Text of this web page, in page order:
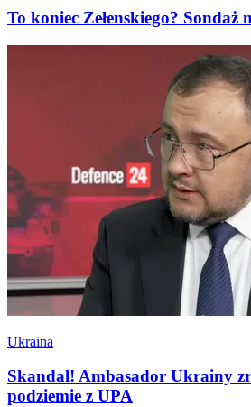
To koniec Zełenskiego? Sondaż
Ukraina
Skandal! Ambasador Ukrainy
podziemie z UPA